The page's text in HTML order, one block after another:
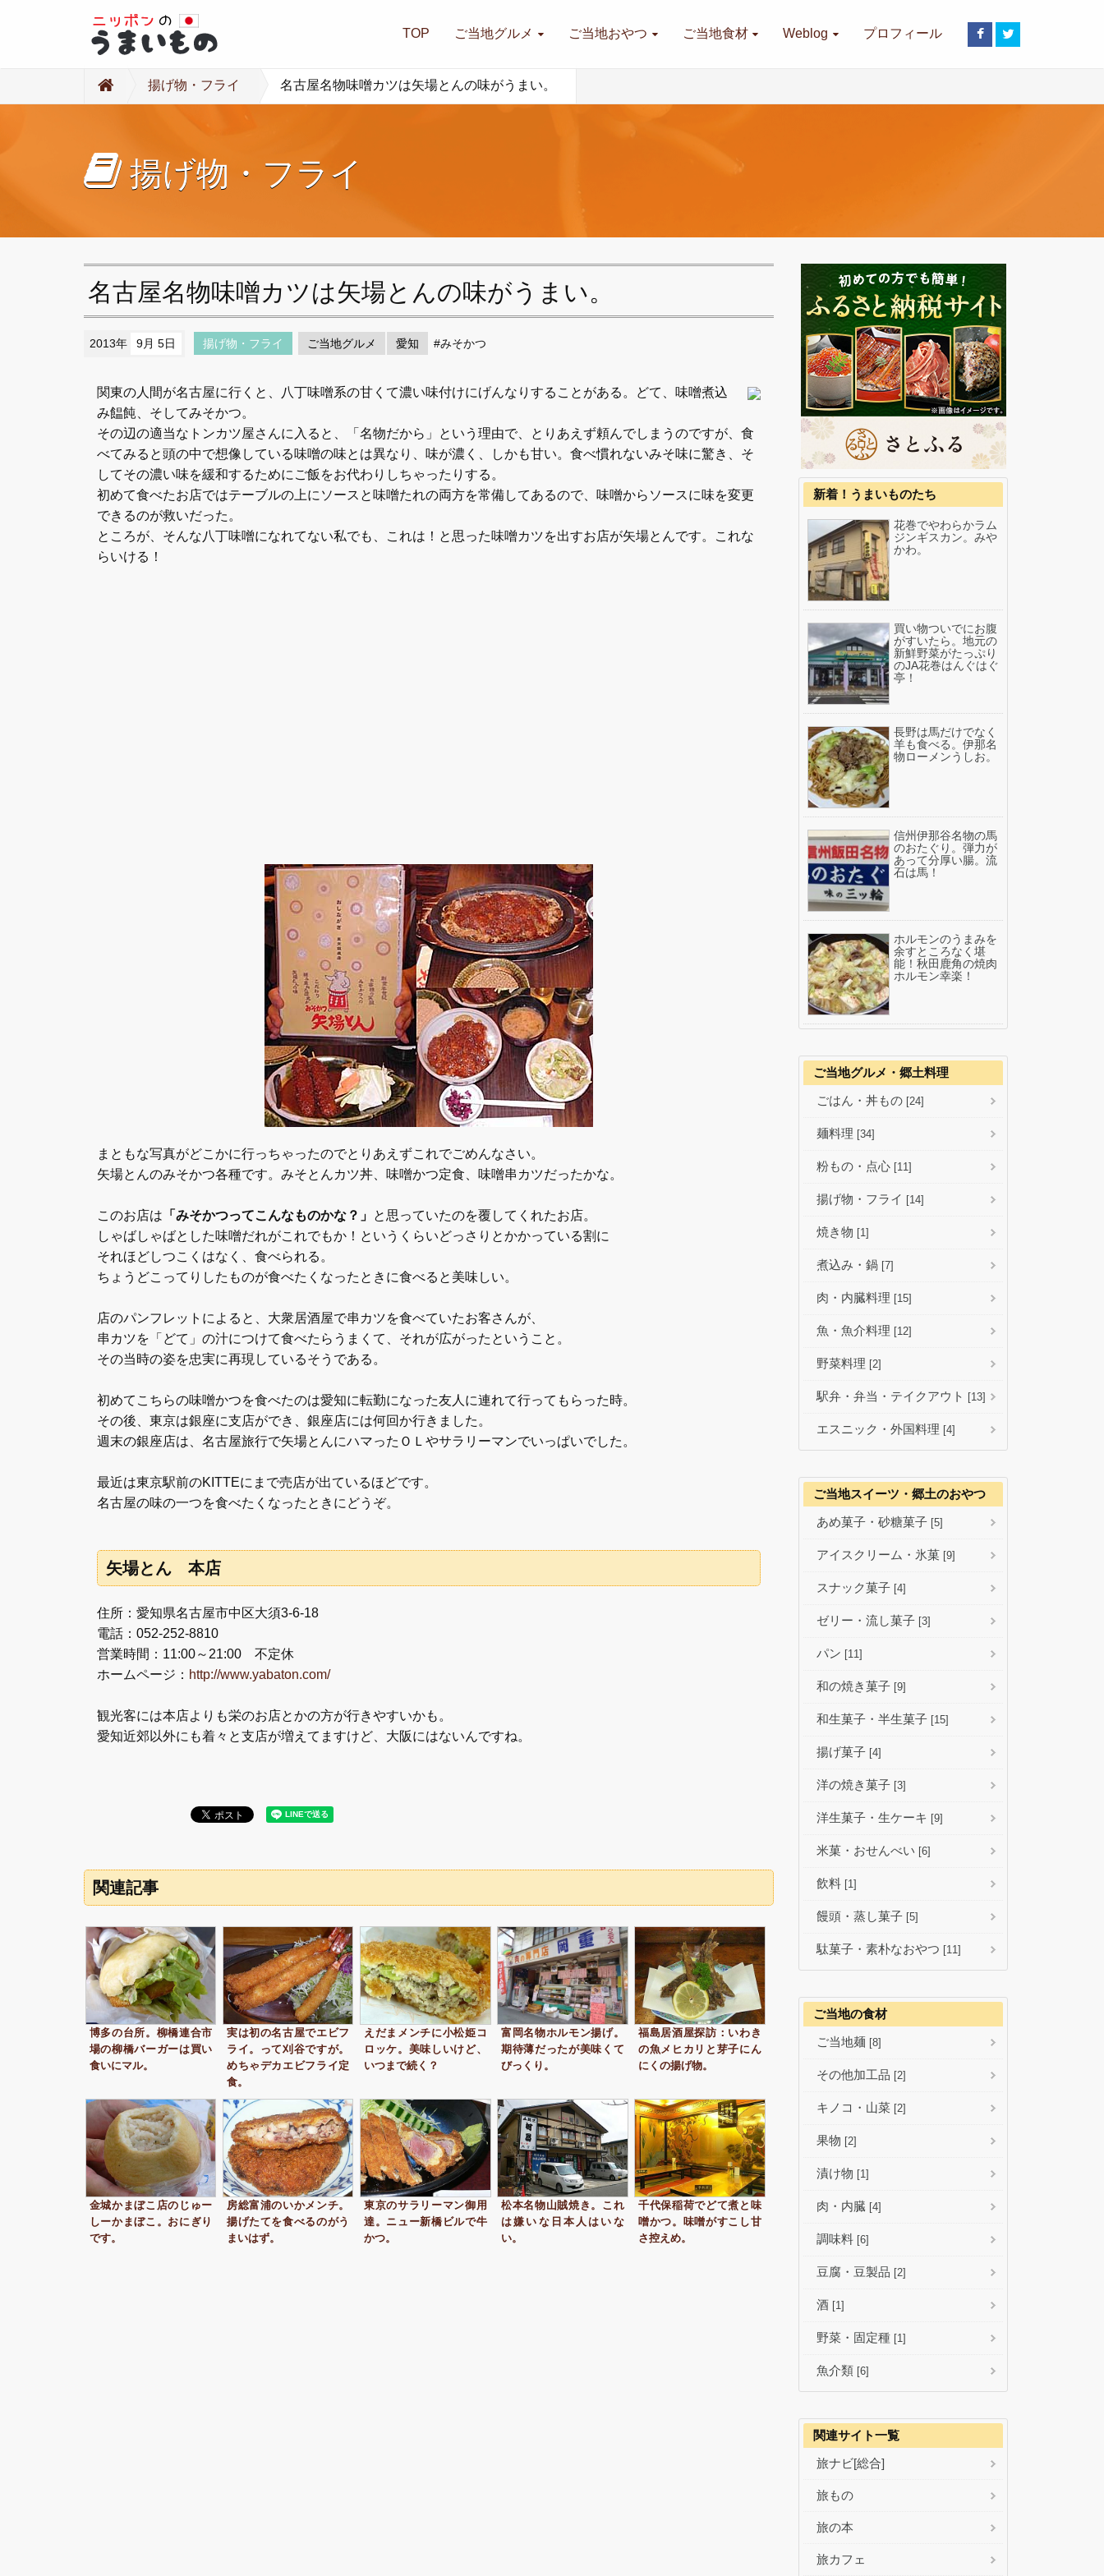
TOP ご当地グルメ ご当地おやつ ご当地食材 Weblog プロフィール
揚げ物・フライ 名古屋名物味噌カツは矢場とんの味がうまい。
揚げ物・フライ
名古屋名物味噌カツは矢場とんの味がうまい。
2013年 9月 5日 揚げ物・フライ ご当地グルメ 愛知 #みそかつ
関東の人間が名古屋に行くと、八丁味噌系の甘くて濃い味付けにげんなりすることがある。どて、味噌煮込
み饂飩、そしてみそかつ。
その辺の適当なトンカツ屋さんに入ると、「名物だから」という理由で、とりあえず頼んでしまうのですが、食
べてみると頭の中で想像している味噌の味とは異なり、味が濃く、しかも甘い。食べ慣れないみそ味に驚き、そ
してその濃い味を緩和するためにご飯をお代わりしちゃったりする。
初めて食べたお店ではテーブルの上にソースと味噌たれの両方を常備してあるので、味噌からソースに味を変更
できるのが救いだった。
ところが、そんな八丁味噌になれてない私でも、これは！と思った味噌カツを出すお店が矢場とんです。これな
らいける！
まともな写真がどこかに行っちゃったのでとりあえずこれでごめんなさい。
矢場とんのみそかつ各種です。みそとんカツ丼、味噌かつ定食、味噌串カツだったかな。
このお店は 「みそかつってこんなものかな？」 と思っていたのを覆してくれたお店。
しゃばしゃばとした味噌だれがこれでもか！というくらいどっさりとかかっている割に
それほどしつこくはなく、食べられる。
ちょうどこってりしたものが食べたくなったときに食べると美味しい。
店のパンフレットによると、大衆居酒屋で串カツを食べていたお客さんが、
串カツを「どて」の汁につけて食べたらうまくて、それが広がったということ。
その当時の姿を忠実に再現しているそうである。
初めてこちらの味噌かつを食べたのは愛知に転勤になった友人に連れて行ってもらった時。
その後、東京は銀座に支店ができ、銀座店には何回か行きました。
週末の銀座店は、名古屋旅行で矢場とんにハマったＯＬやサラリーマンでいっぱいでした。
最近は東京駅前のKITTEにまで売店が出ているほどです。
名古屋の味の一つを食べたくなったときにどうぞ。
矢場とん 本店
住所：愛知県名古屋市中区大須3-6-18
電話：052-252-8810
営業時間：11:00～21:00 不定休
ホームページ： http://www.yabaton.com/
観光客には本店よりも栄のお店とかの方が行きやすいかも。
愛知近郊以外にも着々と支店が増えてますけど、大阪にはないんですね。
関連記事
博多の台所。柳橋連合市
場の柳橋バーガーは買い
食いにマル。
実は初の名古屋でエビフ
ライ。って刈谷ですが。
めちゃデカエビフライ定
食。
えだまメンチに小松姫コ
ロッケ。美味しいけど、
いつまで続く？
富岡名物ホルモン揚げ。
期待薄だったが美味くて
びっくり。
福島居酒屋探訪：いわき
の魚メヒカリと芽子にん
にくの揚げ物。
金城かまぼこ店のじゅー
しーかまぼこ。おにぎり
です。
房総富浦のいかメンチ。
揚げたてを食べるのがう
まいはず。
東京のサラリーマン御用
達。ニュー新橋ビルで牛
かつ。
松本名物山賊焼き。これ
は嫌いな日本人はいな
い。
千代保稲荷でどて煮と味
噌かつ。味噌がすこし甘
さ控えめ。
新着！うまいものたち
花巻でやわらかラム
ジンギスカン。みや
かわ。
買い物ついでにお腹
がすいたら。地元の
新鮮野菜がたっぷり
のJA花巻はんぐはぐ
亭！
長野は馬だけでなく
羊も食べる。伊那名
物ローメンうしお。
信州伊那谷名物の馬
のおたぐり。弾力が
あって分厚い腸。流
石は馬！
ホルモンのうまみを
余すところなく堪
能！秋田鹿角の焼肉
ホルモン幸楽！
ご当地グルメ・郷土料理
ごはん・丼もの [24]
麺料理 [34]
粉もの・点心 [11]
揚げ物・フライ [14]
焼き物 [1]
煮込み・鍋 [7]
肉・内臓料理 [15]
魚・魚介料理 [12]
野菜料理 [2]
駅弁・弁当・テイクアウト [13]
エスニック・外国料理 [4]
ご当地スイーツ・郷土のおやつ
あめ菓子・砂糖菓子 [5]
アイスクリーム・氷菓 [9]
スナック菓子 [4]
ゼリー・流し菓子 [3]
パン [11]
和の焼き菓子 [9]
和生菓子・半生菓子 [15]
揚げ菓子 [4]
洋の焼き菓子 [3]
洋生菓子・生ケーキ [9]
米菓・おせんべい [6]
飲料 [1]
饅頭・蒸し菓子 [5]
駄菓子・素朴なおやつ [11]
ご当地の食材
ご当地麺 [8]
その他加工品 [2]
キノコ・山菜 [2]
果物 [2]
漬け物 [1]
肉・内臓 [4]
調味料 [6]
豆腐・豆製品 [2]
酒 [1]
野菜・固定種 [1]
魚介類 [6]
関連サイト一覧
旅ナビ[総合]
旅もの
旅の本
旅カフェ